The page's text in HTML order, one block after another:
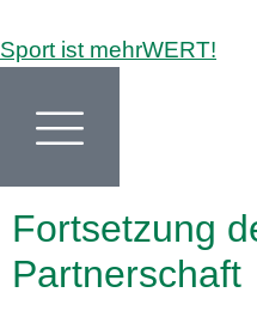
Sport ist mehrWERT!
Fortsetzung
Partnerschaft